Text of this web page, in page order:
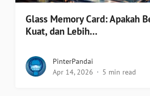
Glass Memory Card: Apakah
Kuat, dan Lebih…
PinterPandai
Apr 14, 2026
5 min read